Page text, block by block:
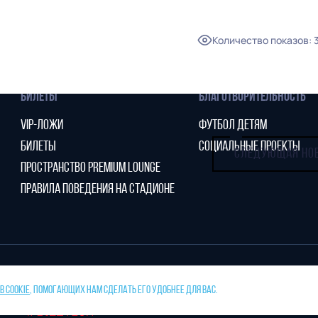
Количество показов:
СЛЕДУЮЩАЯ
МОЛОДЕЖНАЯ КОМАНДА
БИЛЕТЫ
VIP-ЛОЖИ
БИЛЕТЫ
ПРОСТРАНСТВО PREMIUM LOUNGE
ПРАВИЛА ПОВЕДЕНИЯ НА СТАДИОНЕ
БЛАГОТВОРИТЕЛЬНОСТЬ
ФУТБОЛ ДЕТЯМ
СОЦИАЛЬНЫЕ ПРОЕКТЫ
, ПОМОГАЮЩИХ НАМ СДЕЛАТЬ ЕГО УДОБНЕЕ ДЛЯ ВАС.